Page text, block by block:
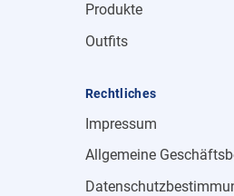
Produkte
Outfits
Rechtliches
Impressum
Allgemeine